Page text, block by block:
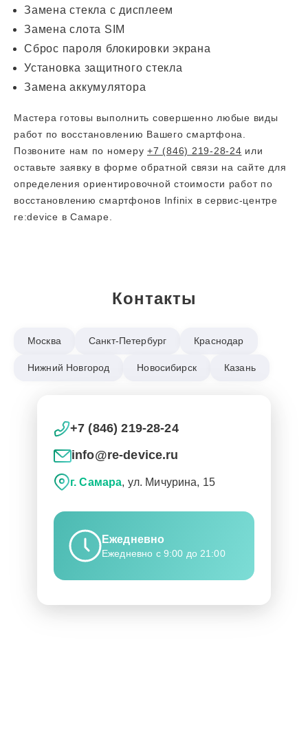
Замена стекла с дисплеем
Замена слота SIM
Сброс пароля блокировки экрана
Установка защитного стекла
Замена аккумулятора
Мастера готовы выполнить совершенно любые виды
работ по восстановлению Вашего смартфона.
Позвоните нам по номеру +7 (846) 219-28-24 или
оставьте заявку в форме обратной связи на сайте для
определения ориентировочной стоимости работ по
восстановлению смартфонов Infinix в сервис-центре
re:device в Самаре.
Контакты
Москва Санкт-Петербург Краснодар
Нижний Новгород Новосибирск Казань
+7 (846) 219-28-24
info@re-device.ru
г. Самара, ул. Мичурина, 15
Ежедневно
Ежедневно с 9:00 до 21:00